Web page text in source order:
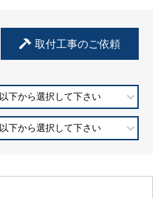
取付工事のご依頼
以下から選択して下さい
以下から選択して下さい